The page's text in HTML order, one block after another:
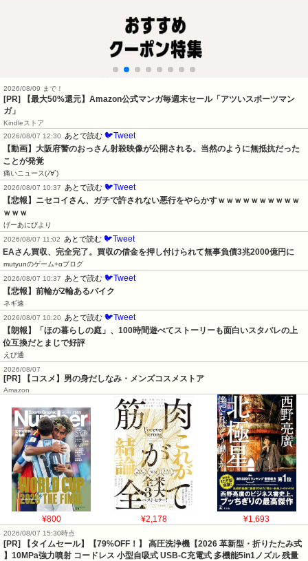
2026/08/09 まで！
[PR]
【最大50%還元】Amazon公式マンガ毎週末セール「アツいスポーツマン
ガ」
Kindleストア
2026/08/07 12:30 あとで読む 🐦Tweet
【動画】大阪府警のおっさん射殺映像が公開される。当然のように無抵抗だった
ことが発覚
痛いニュース(ﾉ∀`)
2026/08/07 10:37 あとで読む 🐦Tweet
【悲報】ニセコイさん、ガチで許されない悪行をやらかすｗｗｗｗｗｗｗｗｗｗ
ｗｗｗ
げーあにびより
2026/08/07 11:02 あとで読む 🐦Tweet
EAさん買収、完全完了。買収の借金を押し付けられて無事負債3兆2000億円に
mutyunのゲーム+αブログ
2026/08/07 10:37 あとで読む 🐦Tweet
【悲報】前輪が2輪あるバイク
ネギ速
2026/08/07 10:20 あとで読む 🐦Tweet
【朗報】「ほの暮らしの庭」、100時間遊べてストーリーも面白いスタバレの上
位互換だとまじで好評
えび通
2026/08/07
[PR] 【コスメ】男の身だしなみ・メンズコスメストア
Amazon
¥800 ¥2,178 ¥1,693
2026/08/07 15:30時点
[PR] 【タイムセール】【79%OFF！】 高圧洗浄機【2026 革新型・折りたたみ式
】10MPa強力噴射 コードレス 小型自吸式 USB-C充電式 多機能5in1ノズル 残量